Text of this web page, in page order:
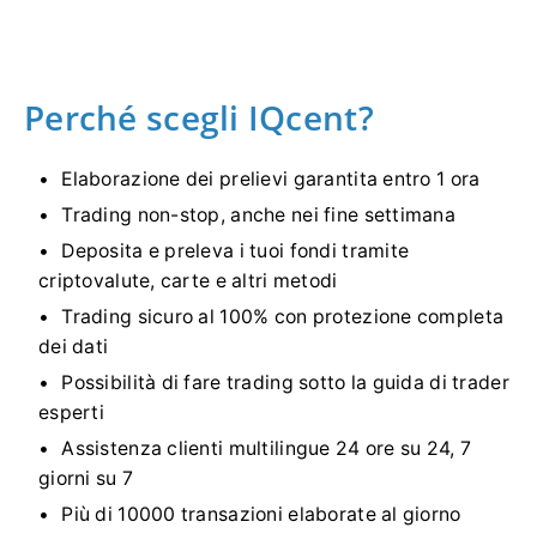
Perché scegli IQcent?
Elaborazione dei prelievi garantita entro 1 ora
Trading non-stop, anche nei fine settimana
Deposita e preleva i tuoi fondi tramite
criptovalute, carte e altri metodi
Trading sicuro al 100% con protezione completa
dei dati
Possibilità di fare trading sotto la guida di trader
esperti
Assistenza clienti multilingue 24 ore su 24, 7
giorni su 7
Più di 10000 transazioni elaborate al giorno